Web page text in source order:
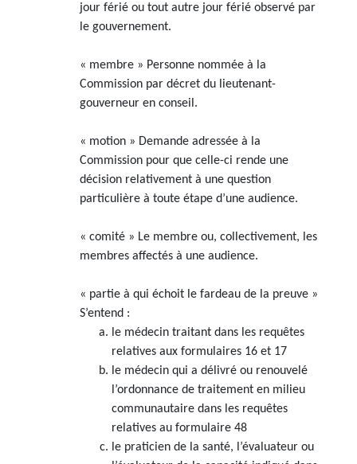
jour férié ou tout autre jour férié observé par
le gouvernement.
« membre » Personne nommée à la
Commission par décret du lieutenant-
gouverneur en conseil.
« motion » Demande adressée à la
Commission pour que celle-ci rende une
décision relativement à une question
particulière à toute étape d’une audience.
« comité » Le membre ou, collectivement, les
membres affectés à une audience.
« partie à qui échoit le fardeau de la preuve »
S’entend :
le médecin traitant dans les requêtes
relatives aux formulaires 16 et 17
le médecin qui a délivré ou renouvelé
l’ordonnance de traitement en milieu
communautaire dans les requêtes
relatives au formulaire 48
le praticien de la santé, l’évaluateur ou